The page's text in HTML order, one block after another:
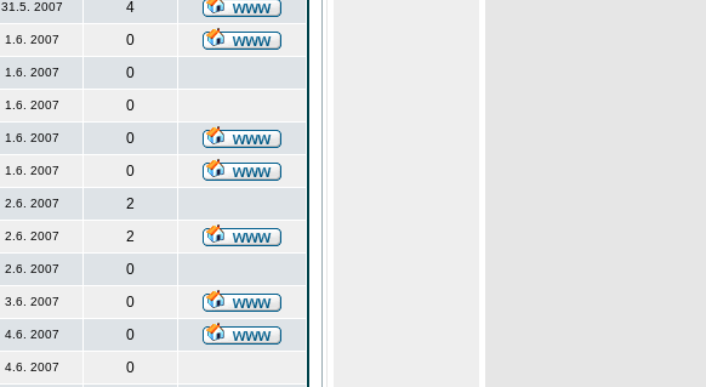
31.5. 2007
4
1.6. 2007
0
1.6. 2007
0
1.6. 2007
0
1.6. 2007
0
1.6. 2007
0
2.6. 2007
2
2.6. 2007
2
2.6. 2007
0
3.6. 2007
0
4.6. 2007
0
4.6. 2007
0